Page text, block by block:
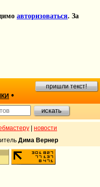
авторизоваться. За
•
пришли текст!
новости
Дима Вернер